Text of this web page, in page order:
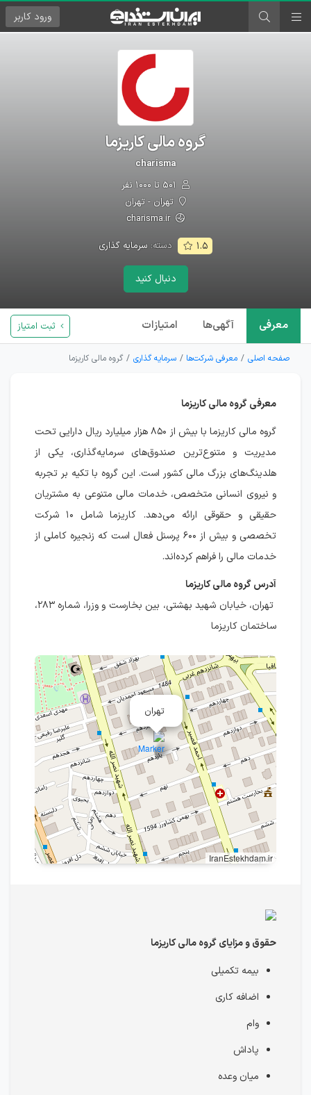
ورود کاربر
گروه مالی کاریزما
charisma
تهران - تهران
charisma.ir
۱.۵ دسته: سرمایه گذاری
دنبال کنید
معرفی آگهی‌ها امتیازات ثبت امتیاز
صفحه اصلی معرفی شرکت‌ها سرمایه گذاری گروه مالی کاریزما
معرفی گروه مالی کاریزما
گروه مالی کاریزما با بیش از ۸۵۰ هزار میلیارد ریال دارایی تحت
مدیریت و متنوع‌ترین صندوق‌های سرمایه‌گذاری، یکی از
هلدینگ‌های بزرگ مالی کشور است. این گروه با تکیه بر تجربه
و نیروی انسانی متخصص، خدمات مالی متنوعی به مشتریان
حقیقی و حقوقی ارائه می‌دهد. کاریزما شامل ۱۰ شرکت
تخصصی و بیش از ۶۰۰ پرسنل فعال است که زنجیره کاملی از
خدمات مالی را فراهم کرده‌اند.
آدرس گروه مالی کاریزما
تهران، خیابان شهید بهشتی، بین بخارست و وزرا، شماره ۲۸۳،
ساختمان کاریزما
تهران
IranEstekhdam.ir
حقوق و مزایای گروه مالی کاریزما
بیمه تکمیلی
اضافه کاری
وام
پاداش
میان وعده